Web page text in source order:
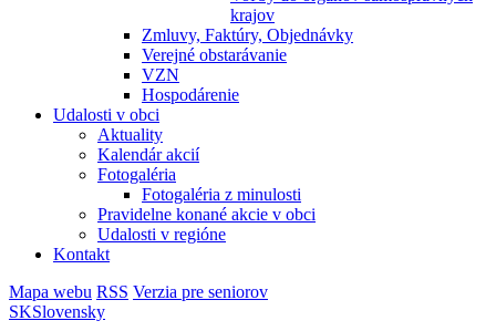
krajov
Zmluvy, Faktúry, Objednávky
Verejné obstarávanie
VZN
Hospodárenie
Udalosti v obci
Aktuality
Kalendár akcií
Fotogaléria
Fotogaléria z minulosti
Pravidelne konané akcie v obci
Udalosti v regióne
Kontakt
Mapa webu RSS Verzia pre seniorov
SKSlovensky